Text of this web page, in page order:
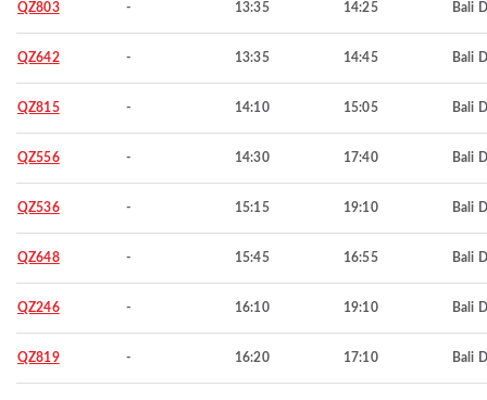
QZ803 - 13:35 14:25 Bali
QZ642 - 13:35 14:45 Bali
QZ815 - 14:10 15:05 Bali
QZ556 - 14:30 17:40 Bali
QZ536 - 15:15 19:10 Bali
QZ648 - 15:45 16:55 Bali
QZ246 - 16:10 19:10 Bali
QZ819 - 16:20 17:10 Bali